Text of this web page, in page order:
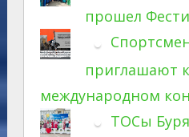
прошел
приглашают
международном
ТОСы